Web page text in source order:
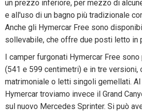
un prezzo inferiore, per mezzo di
e all'uso di un bagno più tradizionale
Anche gli Hymercar Free sono
sollevabile, che offre due posti letto in
I camper furgonati Hymercar Free
(541 e 599 centimetri) e in tre versioni,
matrimoniale o letti singoli gemellati.
Hymercar troviamo invece il Grand
sul nuovo Mercedes Sprinter. Si può